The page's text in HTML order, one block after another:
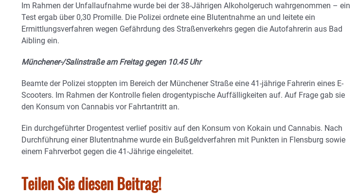
Im Rahmen der Unfallaufnahme wurde bei der 38-Jährigen Alkoholgeruch wahrgenommen – ein
Test ergab über 0,30 Promille. Die Polizei ordnete eine Blutentnahme an und leitete ein
Ermittlungsverfahren wegen Gefährdung des Straßenverkehrs gegen die Autofahrerin aus Bad
Aibling ein.
Münchener-/Salinstraße am Freitag gegen 10.45 Uhr
Beamte der Polizei stoppten im Bereich der Münchener Straße eine 41-jährige Fahrerin eines E-
Scooters. Im Rahmen der Kontrolle fielen drogentypische Auffälligkeiten auf. Auf Frage gab sie
den Konsum von Cannabis vor Fahrtantritt an.
Ein durchgeführter Drogentest verlief positiv auf den Konsum von Kokain und Cannabis. Nach
Durchführung einer Blutentnahme wurde ein Bußgeldverfahren mit Punkten in Flensburg sowie
einem Fahrverbot gegen die 41-Jährige eingeleitet.
Teilen Sie diesen Beitrag!